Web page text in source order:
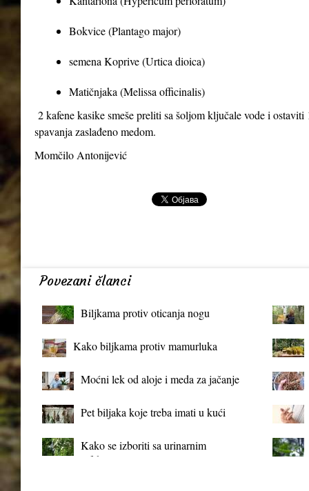
Bokvice (Plantago major)
semena Koprive (Urtica dioica)
Matičnjaka (Melissa officinalis)
2 kafene kasike smeše preliti sa šoljom ključale vode i
spavanja zaslađeno medom.
Momčilo Antonijević
Povezani članci
Biljkama protiv oticanja nogu
Kako biljkama protiv mamurluka
Moćni lek od aloje i meda za jačanje
Pet biljaka koje treba imati u kući
Kako se izboriti sa urinarnim
infekcijama?